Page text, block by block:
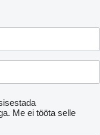
Me ei tööta selle